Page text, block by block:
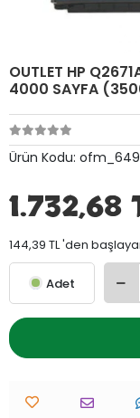
OUTLET HP
4000 SAYFA
Ürün Kodu:
1.732,68
144,39 TL 'den
Adet